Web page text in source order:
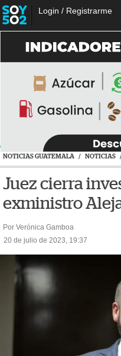
Login / Registrarme
NOTICIAS GUATEMALA / NOTICIAS
Juez cierra
exministro
Por Verónica Gamboa
20 de julio de 2023, 19:37